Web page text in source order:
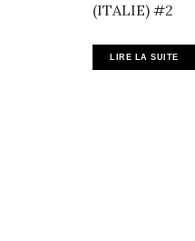
(ITALIE) #2
LIRE LA SUITE